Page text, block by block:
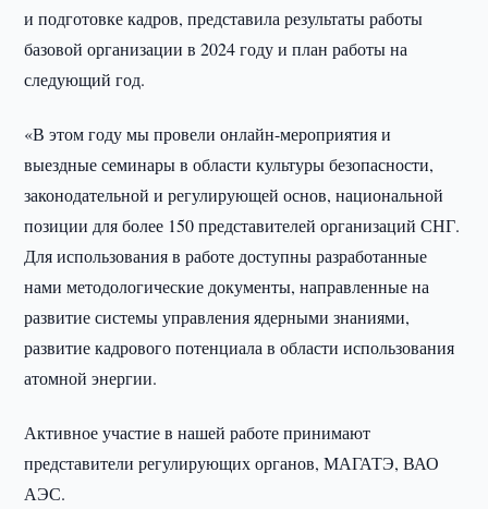
и подготовке кадров, представила результаты работы
базовой организации в 2024 году и план работы на
следующий год.
«В этом году мы провели онлайн-мероприятия и
выездные семинары в области культуры безопасности,
законодательной и регулирующей основ, национальной
позиции для более 150 представителей организаций СНГ.
Для использования в работе доступны разработанные
нами методологические документы, направленные на
развитие системы управления ядерными знаниями,
развитие кадрового потенциала в области использования
атомной энергии.
Активное участие в нашей работе принимают
представители регулирующих органов, МАГАТЭ, ВАО
АЭС.